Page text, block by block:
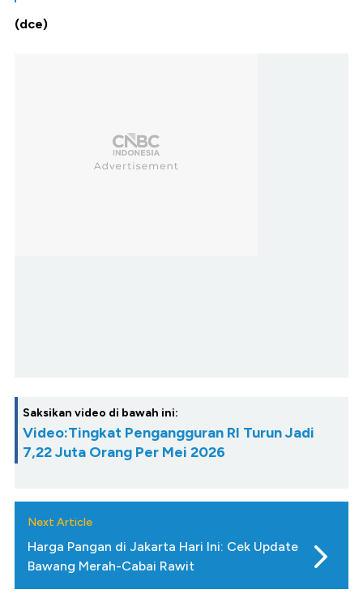
(dce)
Saksikan video di bawah ini:
Video:Tingkat Pengangguran RI Turun Jadi
7,22 Juta Orang Per Mei 2026
Next Article
Harga Pangan di Jakarta Hari Ini: Cek Update
Bawang Merah-Cabai Rawit